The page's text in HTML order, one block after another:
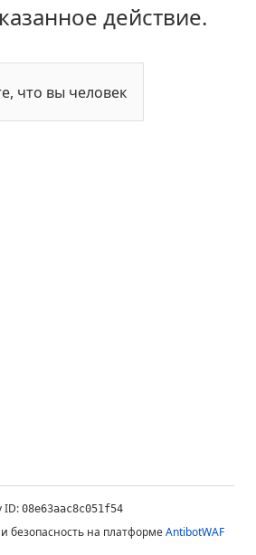
действие.
что вы человек
ID: 08e63aac8c051f54
безопасность на платформеAntibotWAF